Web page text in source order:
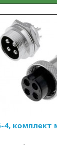
4, комплект